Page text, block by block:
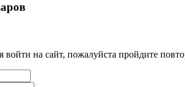
войти на сайт, пожалуйста пройдите